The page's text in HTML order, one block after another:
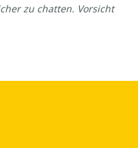
zu chatten. Vorsicht